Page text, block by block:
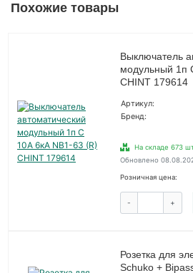
Похожие товары
Выключатель
модульный 1п
CHINT 179614
Артикул:
Бренд:
На складе 673
Обновлено
Розничная цена:
- +
Розетка для
Schuko +